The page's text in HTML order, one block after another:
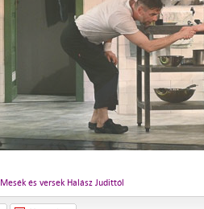
Mesék és versek Halász Judittól